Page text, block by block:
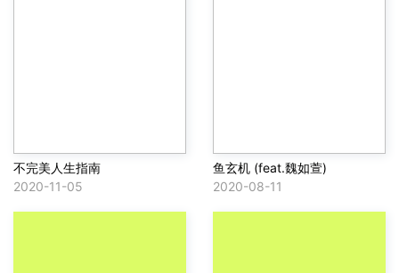
不完美人生指南
2020-11-05
鱼玄机 (feat.魏如萱)
2020-08-11